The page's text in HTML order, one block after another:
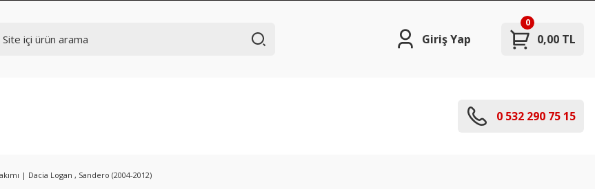
Giriş Yap 0,00 TL
0
0 532 290 75 15
| Dacia Logan , Sandero (2004-2012)